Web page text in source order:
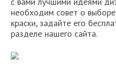
необходим совет о
краски, задайте его
разделе нашего сайта.